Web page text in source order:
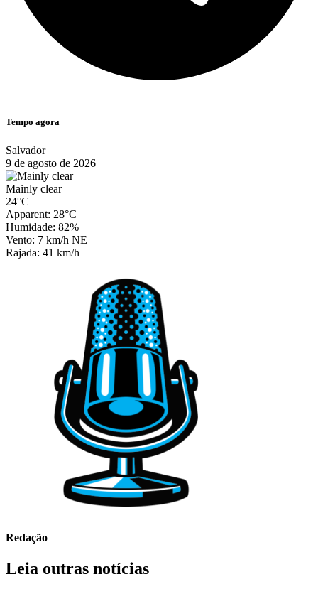
Tempo agora
Salvador
9 de agosto de 2026
Mainly clear
24°C
Apparent: 28°C
Humidade: 82%
Vento: 7 km/h NE
Rajada: 41 km/h
Redação
Leia outras notícias